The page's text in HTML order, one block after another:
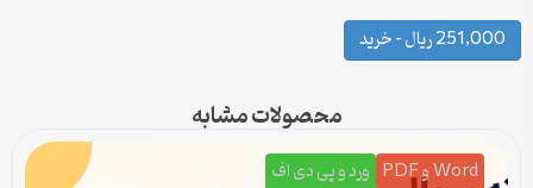
251,000 ریال – خرید
محصولات مشابه
Word و PDF ورد و پی دی اف